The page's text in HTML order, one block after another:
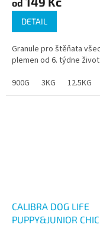
od
DETAIL
Granule pro štěňata
plemen od 6. týdne
900G
3KG 12.5KG
CALIBRA DOG LIFE
PUPPY&JUNIOR